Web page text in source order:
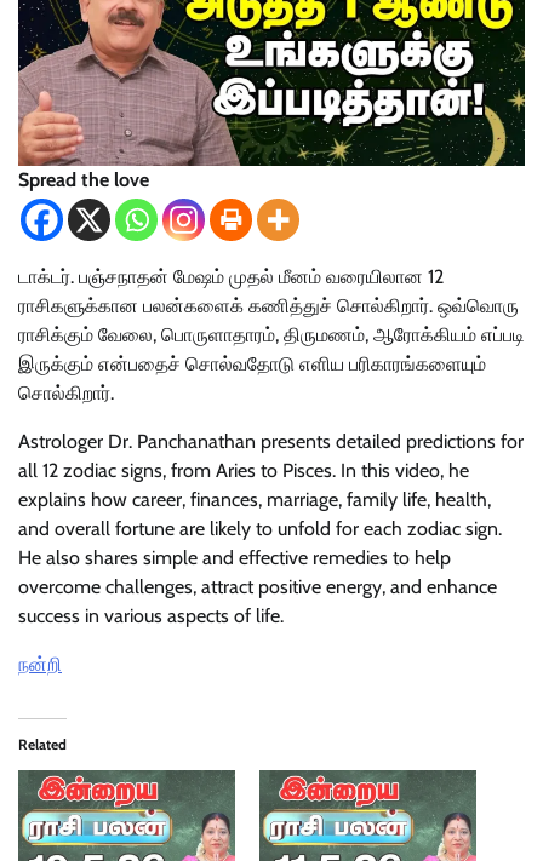
Spread the love
டாக்டர். பஞ்சநாதன் மேஷம் முதல் மீனம் வரையிலான 12
ராசிகளுக்கான பலன்களைக் கணித்துச் சொல்கிறார். ஒவ்வொரு
ராசிக்கும் வேலை, பொருளாதாரம், திருமணம், ஆரோக்கியம் எப்படி
இருக்கும் என்பதைச் சொல்வதோடு எளிய பரிகாரங்களையும்
சொல்கிறார்.
Astrologer Dr. Panchanathan presents detailed predictions for
all 12 zodiac signs, from Aries to Pisces. In this video, he
explains how career, finances, marriage, family life, health,
and overall fortune are likely to unfold for each zodiac sign.
He also shares simple and effective remedies to help
overcome challenges, attract positive energy, and enhance
success in various aspects of life.
நன்றி
Related